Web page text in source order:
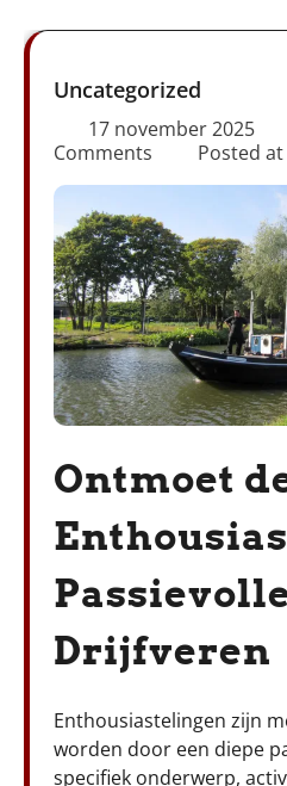
Uncategorized
17 november 2025
Comments
Posted at
Ontmoet
Drijfveren
Enthousiastelingen zijn
worden door een diepe
specifiek onderwerp,